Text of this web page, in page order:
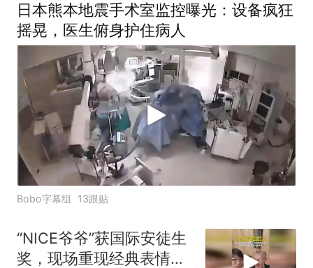
日本熊本地震手术室监控曝光：设备疯狂
摇晃，医生俯身护住病人
Bobo字幕组 13跟贴
“NICE爷爷”获国际安徒生
奖，现场重现经典表情